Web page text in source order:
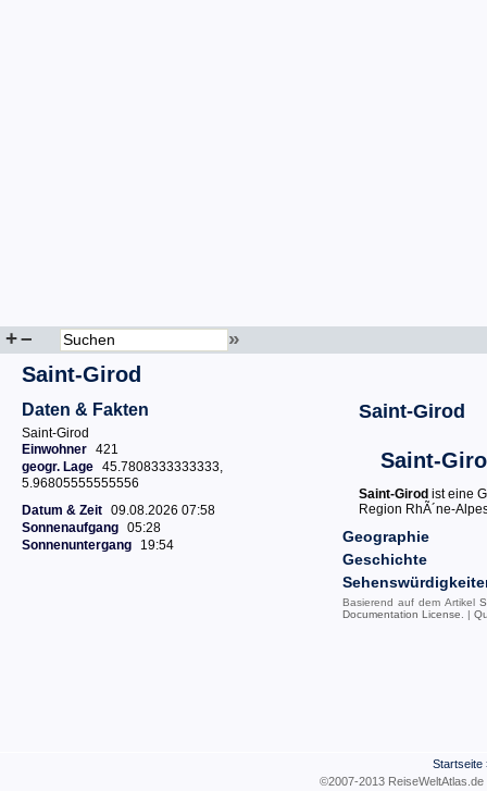
+– »
Saint-Girod
Daten & Fakten
Saint-Girod
Einwohner 421
geogr. Lage 45.7808333333333,
5.96805555555556
Datum & Zeit 09.08.2026 07:58
Sonnenaufgang 05:28
Sonnenuntergang
19:54
Saint-Girod
Saint-
Saint-Girod ist eine
Region RhÃ´ne-
Geographie
Geschichte
Basierend auf dem Artikel
Documentation License . |
Startseite
©2007-2013